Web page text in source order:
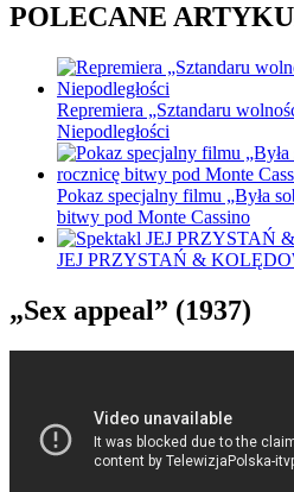
POLECANE
Repremiera „Sztandaru
Niepodległości
Pokaz specjalny filmu „Była
bitwy pod Monte Cassino
JEJ PRZYSTAŃ &
„Sex appeal” (1937)